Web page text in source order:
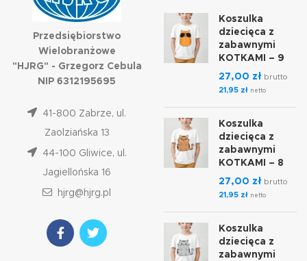
Przedsiębiorstwo
Wielobranżowe
"HJRG" - Grzegorz Cebula
NIP 6312195695
41-800 Zabrze, ul.
Zaolziańska 13
44-100 Gliwice, ul.
Jagiellońska 16
hjrg@hjrg.pl
Koszulka
dziecięca z
zabawnymi
KOTKAMI – 9
27,00 zł brutto
21,95 zł netto
Koszulka
dziecięca z
zabawnymi
KOTKAMI – 8
27,00 zł brutto
21,95 zł netto
Koszulka
dziecięca z
zabawnymi